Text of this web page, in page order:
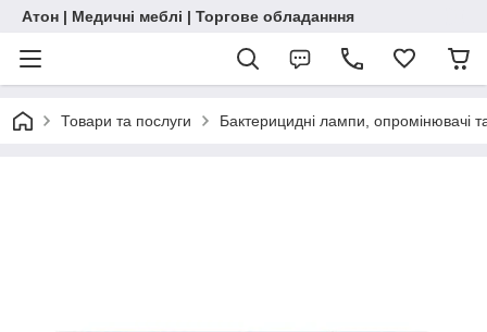
Атон | Медичні меблі | Торгове обладанння
Товари та послуги Бактерицидні лампи, опромінювачі